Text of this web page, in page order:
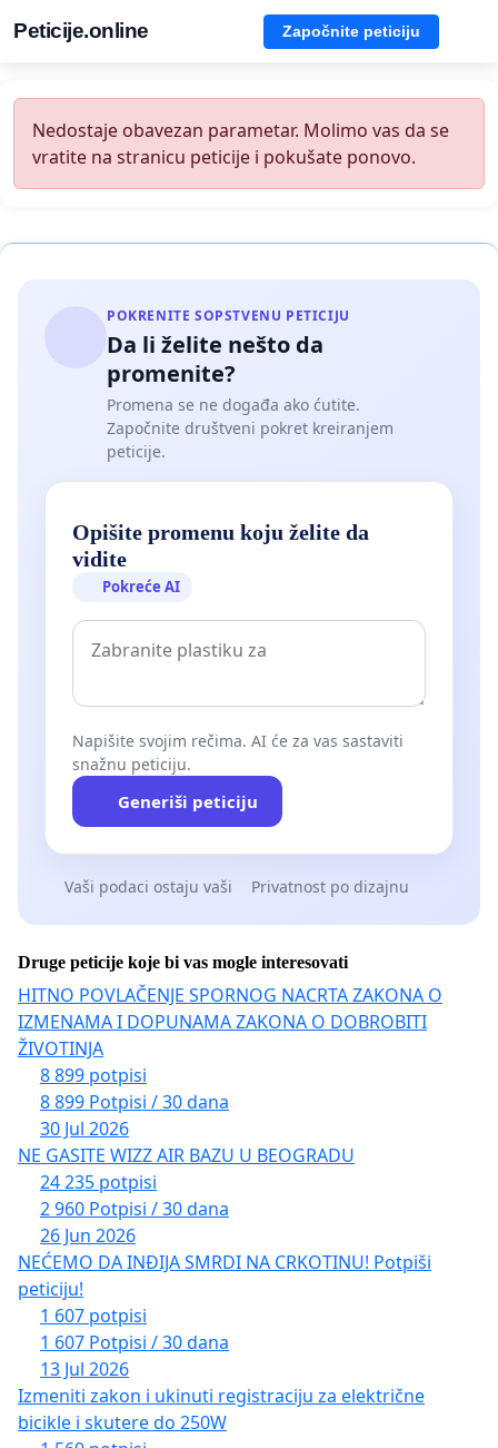
Peticije.online Započnite peticiju
Nedostaje obavezan parametar. Molimo vas da se
vratite na stranicu peticije i pokušate ponovo.
POKRENITE SOPSTVENU PETICIJU
Da li želite nešto da
promenite?
Promena se ne događa ako ćutite.
Započnite društveni pokret kreiranjem
peticije.
Opišite promenu koju želite da
vidite
Pokreće AI
Napišite svojim rečima. AI će za vas sastaviti
snažnu peticiju.
Generiši peticiju
Vaši podaci ostaju vaši Privatnost po dizajnu
Druge peticije koje bi vas mogle interesovati
HITNO POVLAČENJE SPORNOG NACRTA ZAKONA O
IZMENAMA I DOPUNAMA ZAKONA O DOBROBITI
ŽIVOTINJA
8 899 potpisi
8 899 Potpisi / 30 dana
30 Jul 2026
NE GASITE WIZZ AIR BAZU U BEOGRADU
24 235 potpisi
2 960 Potpisi / 30 dana
26 Jun 2026
NEĆEMO DA INĐIJA SMRDI NA CRKOTINU! Potpiši
peticiju!
1 607 potpisi
1 607 Potpisi / 30 dana
13 Jul 2026
Izmeniti zakon i ukinuti registraciju za električne
bicikle i skutere do 250W